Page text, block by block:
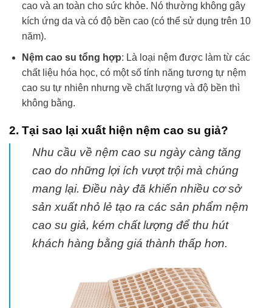
cao và an toàn cho sức khỏe. Nó thường không gây
kích ứng da và có độ bền cao (có thể sử dụng trên 10
năm).
Nệm cao su tổng hợp: Là loại nệm được làm từ các
chất liệu hóa học, có một số tính năng tương tự nệm
cao su tự nhiên nhưng về chất lượng và độ bền thì
không bằng.
2. Tại sao lại xuất hiện nệm cao su giả?
Nhu cầu về nệm cao su ngày càng tăng
cao do những lợi ích vượt trội mà chúng
mang lại. Điều này đã khiến nhiều cơ sở
sản xuất nhỏ lẻ tạo ra các sản phẩm nệm
cao su giả, kém chất lượng để thu hút
khách hàng bằng giá thành thấp hơn.